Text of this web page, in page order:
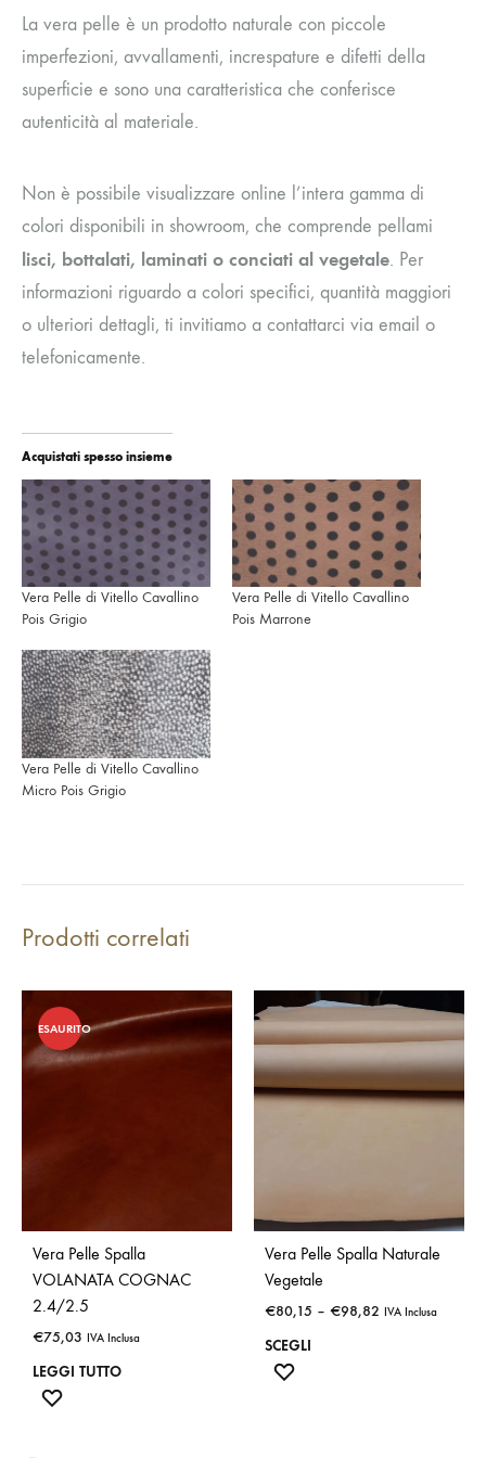
La vera pelle è un prodotto naturale con piccole
imperfezioni, avvallamenti, increspature e difetti della
superficie e sono una caratteristica che conferisce
autenticità al materiale.
Non è possibile visualizzare online l’intera gamma di
colori disponibili in showroom, che comprende pellami
lisci, bottalati, laminati o conciati al vegetale. Per
informazioni riguardo a colori specifici, quantità maggiori
o ulteriori dettagli, ti invitiamo a contattarci via email o
telefonicamente.
Acquistati spesso insieme
Vera Pelle di Vitello Cavallino
Pois Grigio
Vera Pelle di Vitello Cavallino
Pois Marrone
Vera Pelle di Vitello Cavallino
Micro Pois Grigio
Prodotti correlati
ESAURITO
Vera Pelle Spalla
VOLANATA COGNAC
2.4/2.5
€75,03 IVA Inclusa
LEGGI TUTTO
Vera Pelle Spalla Naturale
Vegetale
€80,15 – €98,82 IVA Inclusa
SCEGLI
Questo